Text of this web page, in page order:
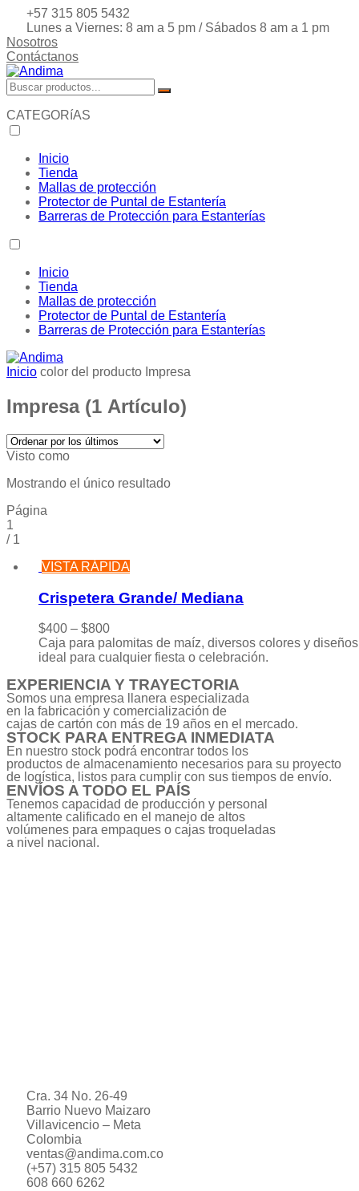
+57 315 805 5432
Lunes a Viernes: 8 am a 5 pm / Sábados 8 am a 1 pm
Nosotros
Contáctanos
CATEGORíAS
Inicio
Tienda
Mallas de protección
Protector de Puntal de Estantería
Barreras de Protección para Estanterías
Inicio
Tienda
Mallas de protección
Protector de Puntal de Estantería
Barreras de Protección para Estanterías
Inicio color del producto Impresa
Impresa (1 Artículo)
Visto como
Mostrando el único resultado
Página
1
/ 1
VISTA RÁPIDA
Crispetera Grande/ Mediana
$400 – $800
Caja para palomitas de maíz, diversos colores y
ideal para cualquier fiesta o celebración.
EXPERIENCIA Y TRAYECTORIA
Somos una empresa llanera especializada
en la fabricación y comercialización de
cajas de cartón con más de 19 años en el mercado.
STOCK PARA ENTREGA INMEDIATA
En nuestro stock podrá encontrar todos los
productos de almacenamiento necesarios para su proyecto
de logística, listos para cumplir con sus tiempos de envío.
ENVÍOS A TODO EL PAÍS
Tenemos capacidad de producción y personal
altamente calificado en el manejo de altos
volúmenes para empaques o cajas troqueladas
a nivel nacional.
Cra. 34 No. 26-49
Barrio Nuevo Maizaro
Villavicencio – Meta
Colombia
ventas@andima.com.co
(+57) 315 805 5432
608 660 6262